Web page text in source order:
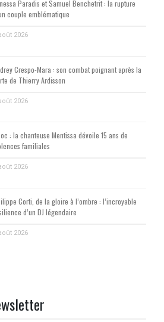
Paradis et Samuel Benchetrit : la rupture
couple emblématique
2026
Crespo-Mara : son combat poignant après la
de Thierry Ardisson
2026
: la chanteuse Mentissa dévoile 15 ans de
familiales
2026
Corti, de la gloire à l’ombre : l’incroyable
d’un DJ légendaire
2026